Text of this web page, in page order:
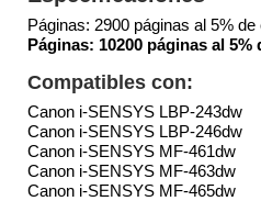
Páginas: 2900 páginas al 5%
Páginas: 10200 páginas al
Compatibles con:
Canon i-SENSYS LBP-243dw
Canon i-SENSYS LBP-246dw
Canon i-SENSYS MF-461dw
Canon i-SENSYS MF-463dw
Canon i-SENSYS MF-465dw